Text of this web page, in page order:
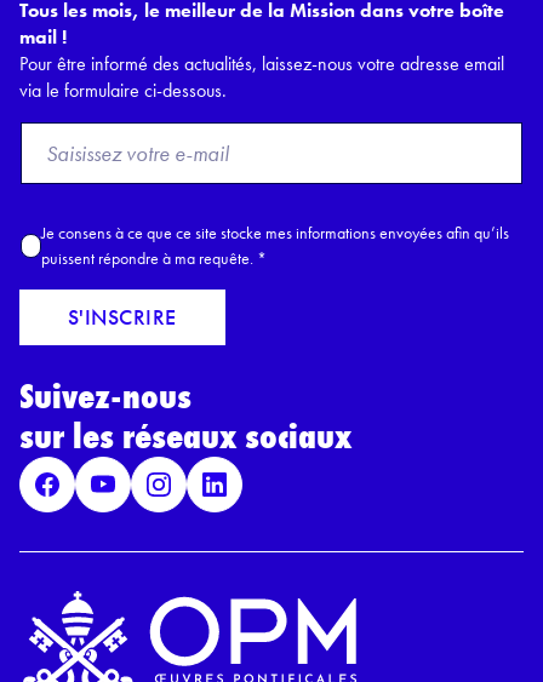
Tous les mois, le meilleur de la Mission dans votre boîte
mail !
Pour être informé des actualités, laissez-nous votre adresse email
via le formulaire ci-dessous.
o
E
m
a
l
A
c
c
R
P
D
*
Je consens à ce que ce site stocke mes informations envoyées afin qu’ils
puissent répondre à ma requête. *
S'INSCRIRE
Suivez-nous
sur les réseaux sociaux